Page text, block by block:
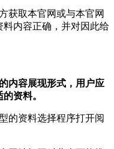
获取本官网或与本官网
内容正确，并对因此给
内容展现形式，用户应
资料。
的资料选择程序打开阅